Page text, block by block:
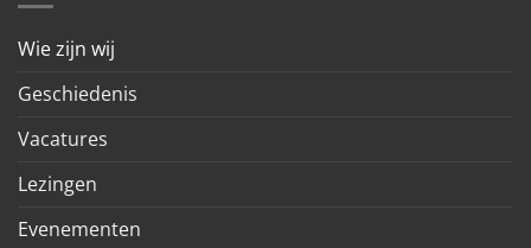
Wie zijn wij
Geschiedenis
Vacatures
Lezingen
Evenementen